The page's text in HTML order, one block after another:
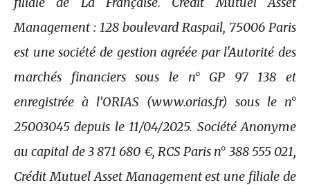
Management : 128 boulevard Raspail, 75006 Paris
est une société de gestion agréée par l'Autorité des
marchés financiers sous le n° GP 97 138 et
enregistrée à l’ORIAS (www.orias.fr) sous le n°
25003045 depuis le 11/04/2025. Société Anonyme
au capital de 3 871 680 €, RCS Paris n° 388 555 021,
Crédit Mutuel Asset Management est une filiale de